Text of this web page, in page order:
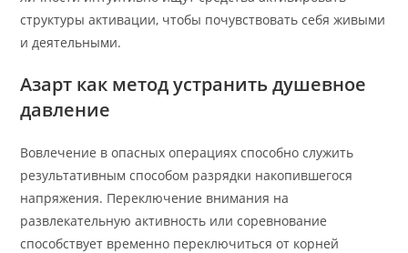
структуры активации, чтобы почувствовать себя живыми
и деятельными.
Азарт как метод устранить душевное
давление
Вовлечение в опасных операциях способно служить
результативным способом разрядки накопившегося
напряжения. Переключение внимания на
развлекательную активность или соревнование
способствует временно переключиться от корней